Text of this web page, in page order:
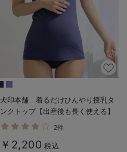
犬印本舗 着るだけひんやり授乳タ
ンクトップ【出産後も長く使える】
接触冷感
2件
￥2,200 税込